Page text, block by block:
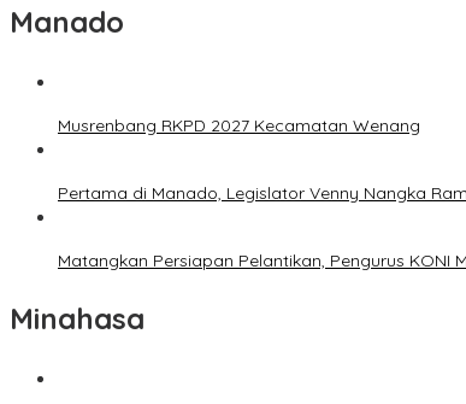
Manado
Musrenbang RKPD 2027 Kecamatan Wenang
Pertama di Manado, Legislator Venny Nangka
Matangkan Persiapan Pelantikan, Pengurus KONI
Minahasa